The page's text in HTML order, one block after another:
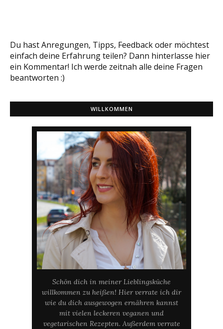
Du hast Anregungen, Tipps, Feedback oder möchtest
einfach deine Erfahrung teilen? Dann hinterlasse hier
ein Kommentar! Ich werde zeitnah alle deine Fragen
beantworten :)
WILLKOMMEN
Schön dich in meiner Lieblingsküche
willkommen zu heißen! Hier verrate ich dir
wie du dich ausgewogen ernähren kannst
mit vielen leckeren veganen und
vegetarischen Rezepten. Außerdem verrate